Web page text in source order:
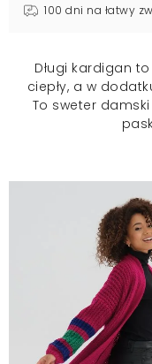
100 dni na łatwy
Długi kardigan
ciepły, a w
To sweter